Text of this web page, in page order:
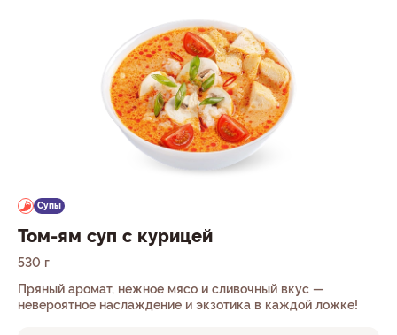
Супы
Том-ям суп с курицей
530 г
Пряный аромат, нежное мясо и сливочный вкус —
невероятное наслаждение и экзотика в каждой ложке!